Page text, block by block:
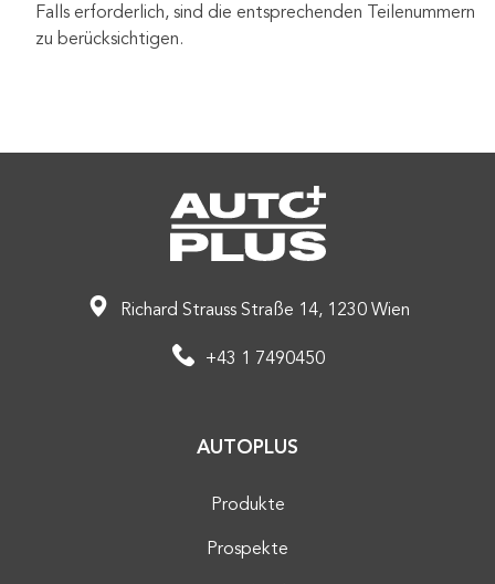
Falls erforderlich, sind die entsprechenden Teilenummern
zu berücksichtigen.
Richard Strauss Straße 14, 1230 Wien
+43 1 7490450
AUTOPLUS
Produkte
Prospekte